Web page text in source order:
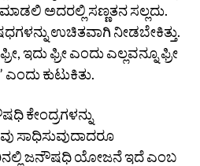
ಅದರಲ್ಲಿ ಸಣ್ಣತನ ಸಲ್ಲದು.
ಉಚಿತವಾಗಿ ನೀಡಬೇಕಿತ್ತು.
ಇದು ಫ್ರೀ ಎಂದು ಎಲ್ಲವನ್ನೂ ಫ್ರೀ
ಕುಟುಕಿತು.
ಕೇಂದ್ರಗಳನ್ನು
ಸಾಧಿಸುವುದಾದರೂ
ಜನೌಷಧಿ ಯೋಜನೆ ಇದೆ ಎಂಬ